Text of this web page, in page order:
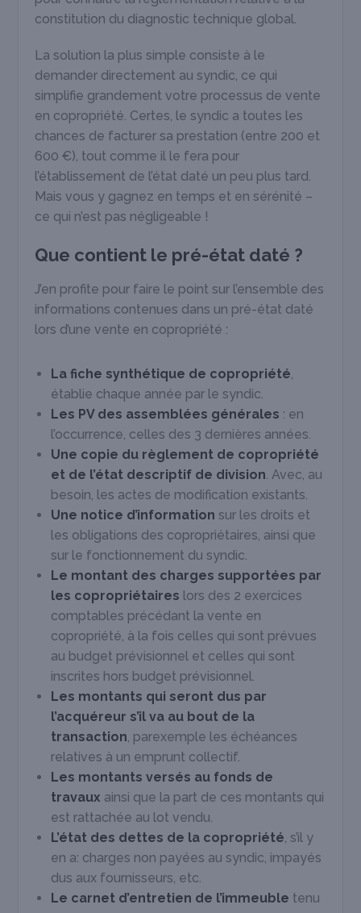
constitution du diagnostic technique global.
La solution la plus simple consiste à le
demander directement au syndic, ce qui
simplifie grandement votre processus de vente
en copropriété. Certes, le syndic a toutes les
chances de facturer sa prestation (entre 200 et
600 €), tout comme il le fera pour
l’établissement de l’état daté un peu plus tard.
Mais vous y gagnez en temps et en sérénité –
ce qui n’est pas négligeable !
Que contient le pré-état daté ?
J’en profite pour faire le point sur l’ensemble des
informations contenues dans un pré-état daté
lors d’une vente en copropriété :
La fiche synthétique de copropriété
établie chaque année par le syndic.
Les PV des assemblées générales : en
l’occurrence, celles des 3 dernières années.
Une copie du règlement de copropriété
et de l’état descriptif de division . Avec, au
besoin, les actes de modification existants.
Une notice d’information sur les droits et
les obligations des copropriétaires, ainsi que
sur le fonctionnement du syndic.
Le montant des charges supportées par
les copropriétaires lors des 2 exercices
comptables précédant la vente en
copropriété, à la fois celles qui sont prévues
au budget prévisionnel et celles qui sont
inscrites hors budget prévisionnel.
Les montants qui seront dus par
l’acquéreur s’il va au bout de la
transaction , parexemple les échéances
relatives à un emprunt collectif.
Les montants versés au fonds de
travaux ainsi que la part de ces montants qui
est rattachée au lot vendu.
L’état des dettes de la copropriété , s’il y
en a: charges non payées au syndic, impayés
dus aux fournisseurs, etc.
Le carnet d’entretien de l’immeuble tenu